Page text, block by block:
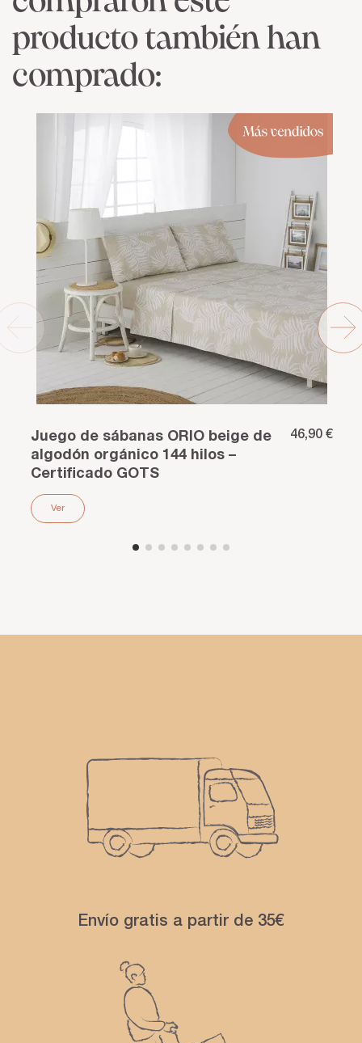
producto también han
comprado:
Juego de sábanas ORIO beige de
algodón orgánico 144 hilos –
Certificado GOTS
46,90 €
Ver
Envío gratis a partir de 35€